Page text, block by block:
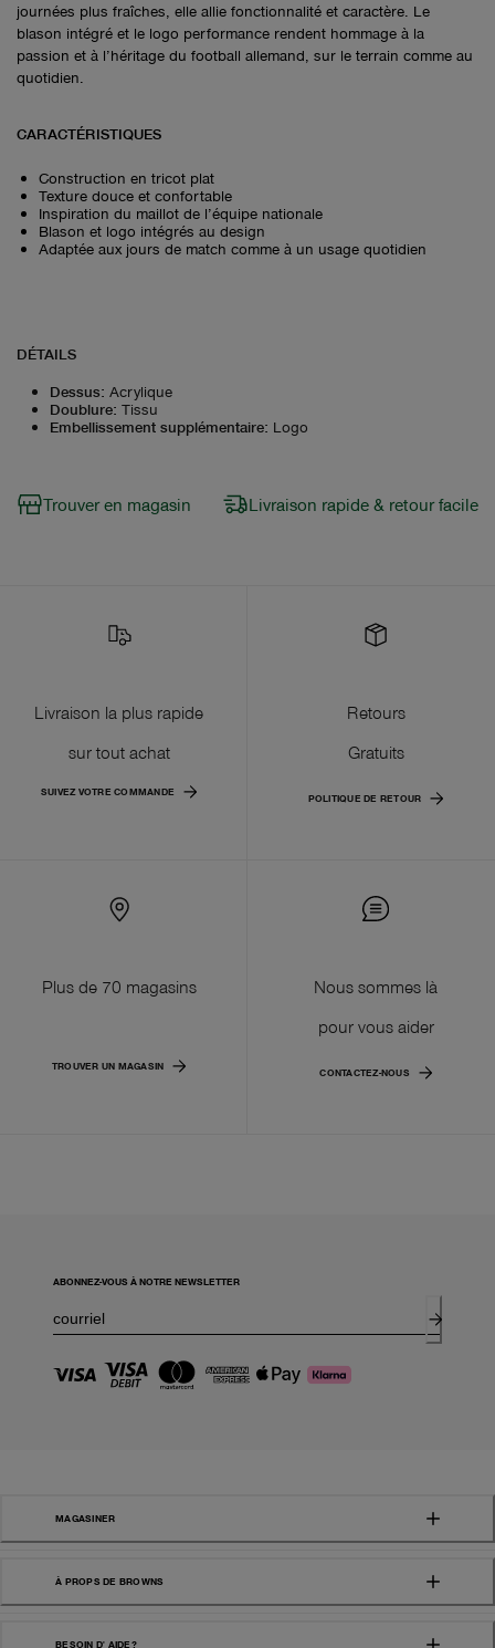
journées plus fraîches, elle allie fonctionnalité et caractère. Le
blason intégré et le logo performance rendent hommage à la
passion et à l’héritage du football allemand, sur le terrain comme au
quotidien.
CARACTÉRISTIQUES
Construction en tricot plat
Texture douce et confortable
Inspiration du maillot de l’équipe nationale
Blason et logo intégrés au design
Adaptée aux jours de match comme à un usage quotidien
DÉTAILS
Dessus: Acrylique
Doublure: Tissu
Embellissement supplémentaire: Logo
Trouver en magasin Livraison rapide & retour facile
Livraison la plus rapide
sur tout achat
SUIVEZ VOTRE COMMANDE
Retours
Gratuits
POLITIQUE DE RETOUR
Plus de 70 magasins
TROUVER UN MAGASIN
Nous sommes là
pour vous aider
CONTACTEZ-NOUS
ABONNEZ-VOUS À NOTRE NEWSLETTER
MAGASINER
À PROPS DE BROWNS
BESOIN D' AIDE?